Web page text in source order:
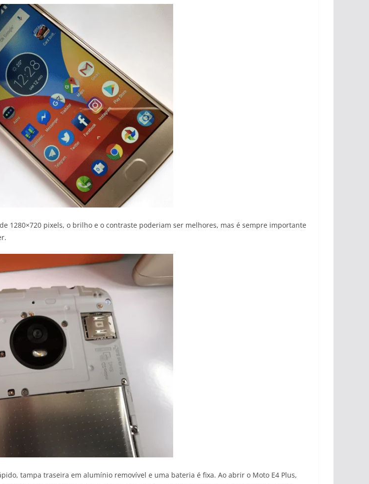
1280×720 pixels, o brilho e o contraste poderiam ser melhores, mas é sempre importante
tampa traseira em alumínio removível e uma bateria é fixa. Ao abrir o Moto E4 Plus,